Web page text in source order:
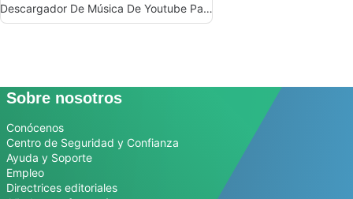
Descargador De Música De Youtube Para Iphone
Sobre nosotros
Conócenos
Centro de Seguridad y Confianza
Ayuda y Soporte
Empleo
Directrices editoriales